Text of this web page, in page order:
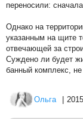
переносили:
Однако на
указанным на щите
отвечающей за
Суждено ли будет
банный комплекс,
Ольга